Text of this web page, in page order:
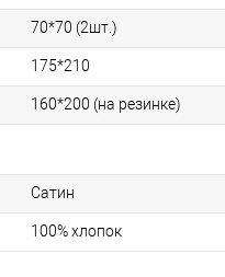
70*70 (2шт.)
175*210
160*200 (на резинке)
Сатин
100% хлопок